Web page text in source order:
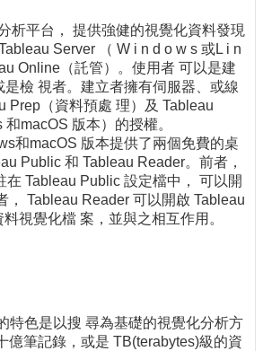
析平台， 提供強健的視覺化資料發現
Server （ W i n d o w s 或L i n
Online（託管）。使用者 可以是建
是檢 視者。建立者擁有伺服器、或線
Prep（資料預處 理）及 Tableau
macOS 版本）的授權。
和macOS 版本提供了兩個免費的桌
Public 和 Tableau Reader。前者，
在 Tableau Public 設定檔中， 可以開
， Tableau Reader 可以開啟 Tableau
視覺化檔 案，並與之相互作用。
特色是以搜 尋為基礎的視覺化分析方
億筆記錄，或是 TB(terabytes)級的資